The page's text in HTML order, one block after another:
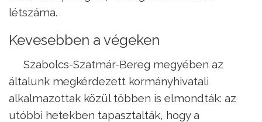
létszáma.
Kevesebben a végeken
Szabolcs-Szatmár-Bereg megyében az
általunk megkérdezett kormányhivatali
alkalmazottak közül többen is elmondták: az
utóbbi hetekben tapasztalták, hogy a